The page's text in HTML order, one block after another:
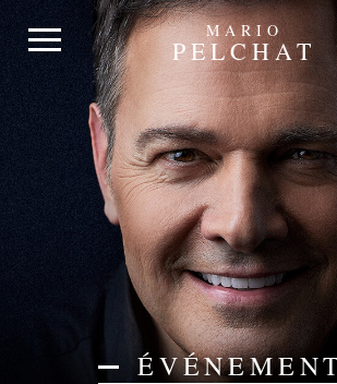
MARIO
PELCHAT